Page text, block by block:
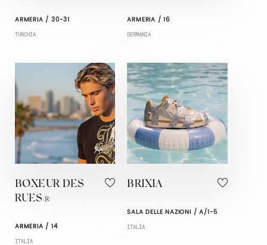
ARMERIA / 30-31
TURCHIA
ARMERIA / 16
GERMANIA
BOXEUR DES
RUES®
ARMERIA / 14
ITALIA
BRIXIA
SALA DELLE NAZIONI / A/1-5
ITALIA